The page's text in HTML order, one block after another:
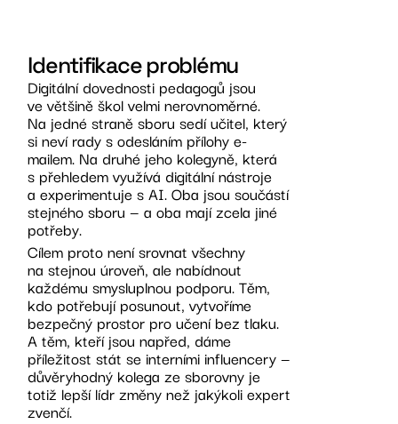
Identifikace problému
Digitální dovednosti pedagogů jsou
ve většině škol velmi nerovnoměrné.
Na jedné straně sboru sedí učitel, který
si neví rady s odesláním přílohy e-
mailem. Na druhé jeho kolegyně, která
s přehledem využívá digitální nástroje
a experimentuje s AI. Oba jsou součástí
stejného sboru — a oba mají zcela jiné
potřeby.
Cílem proto není srovnat všechny
na stejnou úroveň, ale nabídnout
každému smysluplnou podporu. Těm,
kdo potřebují posunout, vytvoříme
bezpečný prostor pro učení bez tlaku.
A těm, kteří jsou napřed, dáme
příležitost stát se interními influencery —
důvěryhodný kolega ze sborovny je
totiž lepší lídr změny než jakýkoli expert
zvenčí.